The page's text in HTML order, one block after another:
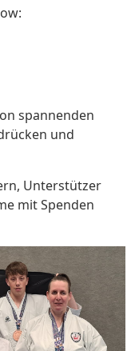
spannenden
und
Unterstützer
mit Spenden